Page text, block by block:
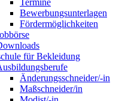
Termine
Bewerbungsunterlagen
Fördermöglichkeiten
für Bekleidung
Änderungsschneider/-in
Maßschneider/in